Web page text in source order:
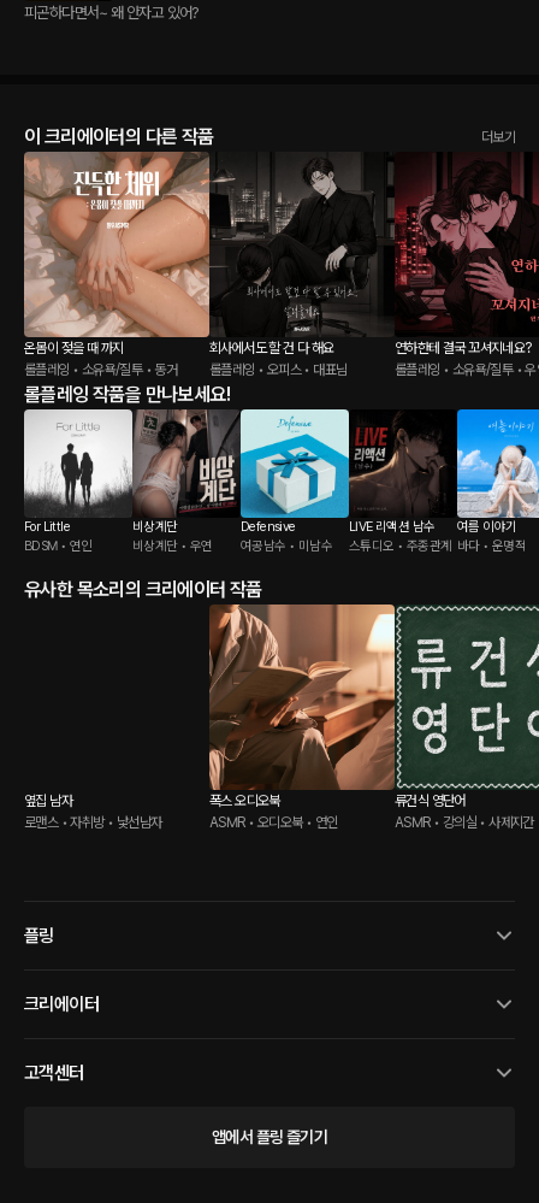
피곤하다면서~ 왜 안자고 있어?
이 크리에이터의 다른 작품 더보기
온몸이 젖을 때 까지
롤플레잉 • 소유욕/질투 • 동거
회사에서도 할 건 다 해요
롤플레잉 • 오피스 • 대표님
연하한테 결국 꼬셔지네요?
롤플레잉 • 소유욕/질투 • 우
롤플레잉 작품을 만나보세요!
For Little
BDSM • 연인
비상계단
비상계단 • 우연
Defensive
여공남수 • 미남수
LIVE 리액션 남수
스튜디오 • 주종관계
여름 이야기
바다 • 운명적
유사한 목소리의 크리에이터 작품
옆집 남자
로맨스 • 자취방 • 낯선남자
폭스 오디오북
ASMR • 오디오북 • 연인
류건식 영단어
ASMR • 강의실 • 사제지간
플링
크리에이터
고객센터
앱에서 플링 즐기기